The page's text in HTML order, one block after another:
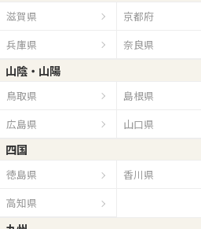
滋賀県 京都府
兵庫県
奈良県
山陰・山陽
鳥取県 島根県
広島県
山口県
四国
徳島県 香川県
高知県